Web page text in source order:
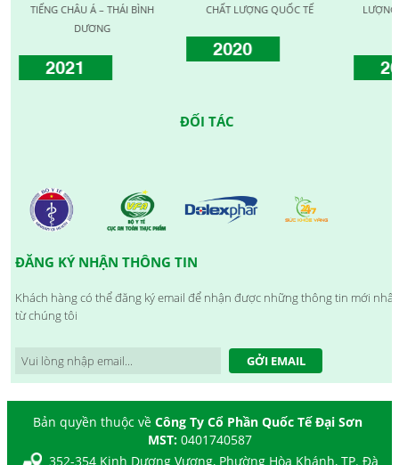
TIẾNG CHÂU Á – THÁI BÌNH
DƯƠNG
2021
CHẤT LƯỢNG QUỐC TẾ
2020
LƯỢNG
ĐỐI TÁC
ĐĂNG KÝ NHẬN THÔNG TIN
Khách hàng có thể đăng ký email để nhận được những thông tin mới nhất
từ chúng tôi
GỞI EMAIL
Bản quyền thuộc về Công Ty Cổ Phần Quốc Tế Đại Sơn
MST: 0401740587
352-354 Kinh Dương Vương, Phường Hòa Khánh, TP. Đà